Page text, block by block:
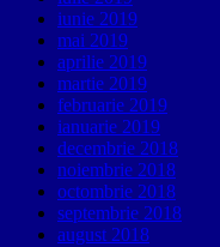
iunie 2019
mai 2019
aprilie 2019
martie 2019
februarie 2019
ianuarie 2019
decembrie 2018
noiembrie 2018
octombrie 2018
septembrie 2018
august 2018